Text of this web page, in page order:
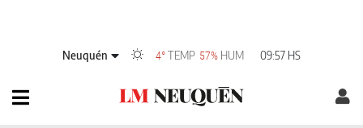
Neuquén 4°TEMP 57% HUM 09:57 HS